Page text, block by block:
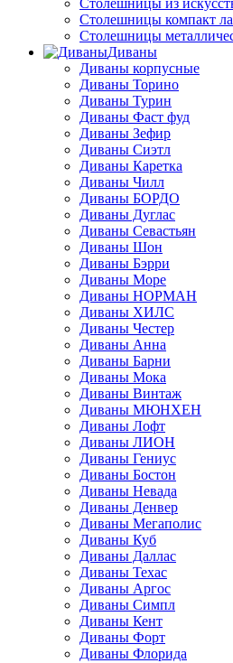
Столешницы из
Столешницы компакт
Столешницы
Диваны
Диваны корпусные
Диваны Торино
Диваны Турин
Диваны Фаст фуд
Диваны Зефир
Диваны Сиэтл
Диваны Каретка
Диваны Чилл
Диваны БОРДО
Диваны Дуглас
Диваны Севастьян
Диваны Шон
Диваны Бэрри
Диваны Море
Диваны НОРМАН
Диваны ХИЛС
Диваны Честер
Диваны Анна
Диваны Барни
Диваны Мока
Диваны Винтаж
Диваны МЮНХЕН
Диваны Лофт
Диваны ЛИОН
Диваны Гениус
Диваны Бостон
Диваны Невада
Диваны Денвер
Диваны Мегаполис
Диваны Куб
Диваны Даллас
Диваны Техас
Диваны Аргос
Диваны Симпл
Диваны Кент
Диваны Форт
Диваны Флорида